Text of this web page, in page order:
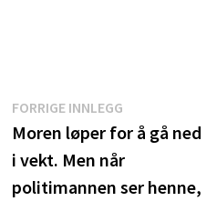
Innleggsnavigasjon
FORRIGE INNLEGGForrige
innlegg:
Moren løper for å gå ned
i vekt. Men når
politimannen ser henne,